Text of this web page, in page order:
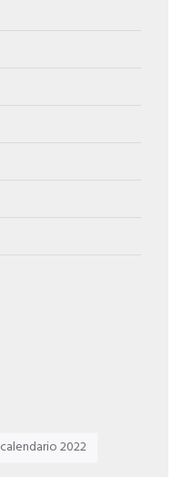
calendario 2022